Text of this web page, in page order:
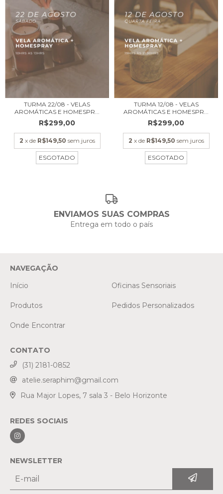
TURMA 22/08 - VELAS
AROMÁTICAS E HOMESPR...
R$299,00
2 x de R$149,50 sem juros
ESGOTADO
TURMA 12/08 - VELAS
AROMÁTICAS E HOMESPR...
R$299,00
2 x de R$149,50 sem juros
ESGOTADO
ENVIAMOS SUAS COMPRAS
Entrega em todo o país
NAVEGAÇÃO
Início
Oficinas Sensoriais
Produtos Pedidos Personalizados
Onde Encontrar
CONTATO
(31) 2181-0852
atelie.seraphim@gmail.com
Rua Major Lopes, 7 sala 3 - Belo Horizonte
REDES SOCIAIS
NEWSLETTER